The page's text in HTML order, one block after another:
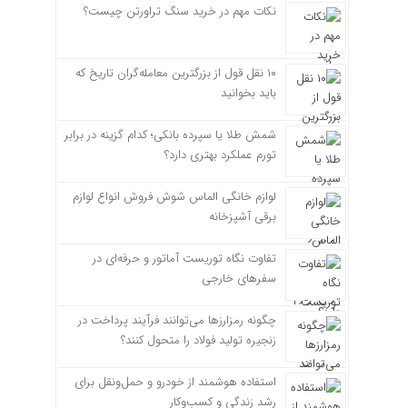
نکات مهم در خرید سنگ تراورتن چیست؟
۱۰ نقل قول از بزرگترین معامله‌گران تاریخ که
باید بخوانید
شمش طلا یا سپرده بانکی؛ کدام گزینه در برابر
تورم عملکرد بهتری دارد؟
لوازم خانگی الماس شوش فروش انواع لوازم
برقی آشپزخانه
تفاوت نگاه توریست آماتور و حرفه‌ای در
سفرهای خارجی
چگونه رمزارزها می‌توانند فرآیند پرداخت در
زنجیره تولید فولاد را متحول کنند؟
استفاده هوشمند از خودرو و حمل‌ونقل برای
رشد زندگی و کسب‌وکار